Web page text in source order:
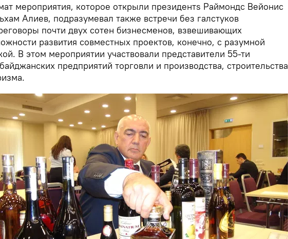
мероприятия, которое открыли президентs Раймондс Вейонис
Алиев, подразумевал также встречи без галстуков
почти двух сотен бизнесменов, взвешивающих
развития совместных проектов, конечно, с разумной
В этом мероприятии участвовали представители 55-ти
предприятий торговли и производства, строительства